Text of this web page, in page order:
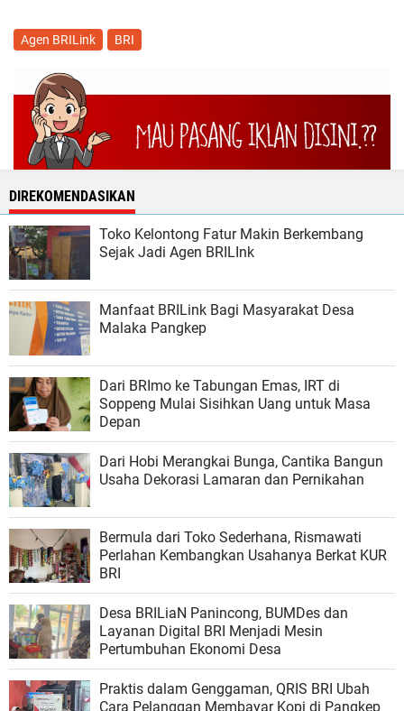
Agen BRILink BRI
DIREKOMENDASIKAN
Toko Kelontong Fatur Makin Berkembang
Sejak Jadi Agen BRILInk
Manfaat BRILink Bagi Masyarakat Desa
Malaka Pangkep
Dari BRImo ke Tabungan Emas, IRT di
Soppeng Mulai Sisihkan Uang untuk Masa
Depan
Dari Hobi Merangkai Bunga, Cantika Bangun
Usaha Dekorasi Lamaran dan Pernikahan
Bermula dari Toko Sederhana, Rismawati
Perlahan Kembangkan Usahanya Berkat KUR
BRI
Desa BRILiaN Panincong, BUMDes dan
Layanan Digital BRI Menjadi Mesin
Pertumbuhan Ekonomi Desa
Praktis dalam Genggaman, QRIS BRI Ubah
Cara Pelanggan Membayar Kopi di Pangkep